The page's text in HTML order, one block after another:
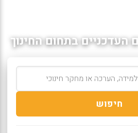
בתחום החינוך
חיפוש